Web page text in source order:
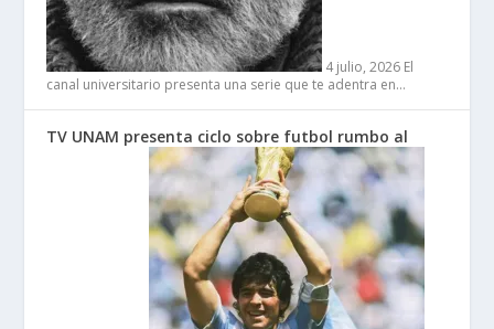
4 julio, 2026 El
canal universitario presenta una serie que te adentra en…
TV UNAM presenta ciclo sobre futbol rumbo al